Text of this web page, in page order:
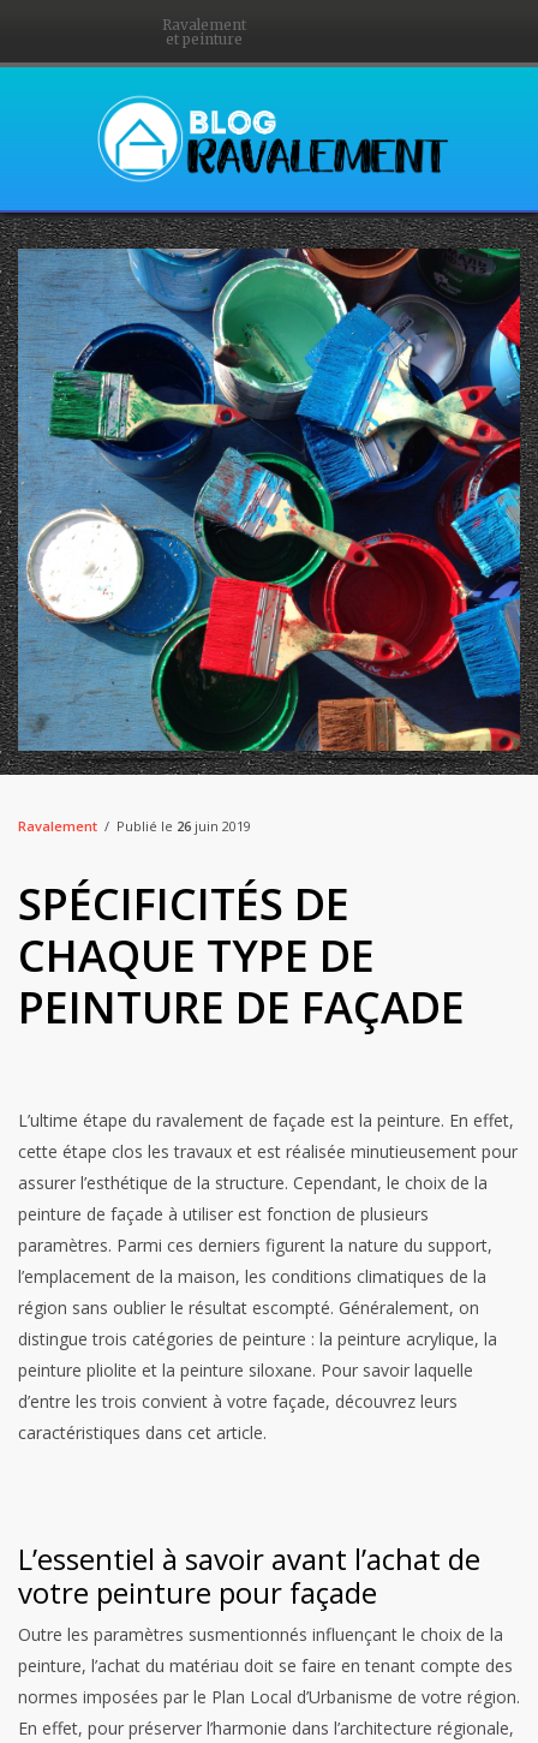
Ravalement
et peinture
Ravalement Publié le 26 juin 2019
SPÉCIFICITÉS DE
CHAQUE TYPE DE
PEINTURE DE FAÇADE
L’ultime étape du ravalement de façade est la peinture. En effet,
cette étape clos les travaux et est réalisée minutieusement pour
assurer l’esthétique de la structure. Cependant, le choix de la
peinture de façade à utiliser est fonction de plusieurs
paramètres. Parmi ces derniers figurent la nature du support,
l’emplacement de la maison, les conditions climatiques de la
région sans oublier le résultat escompté. Généralement, on
distingue trois catégories de peinture : la peinture acrylique, la
peinture pliolite et la peinture siloxane. Pour savoir laquelle
d’entre les trois convient à votre façade, découvrez leurs
caractéristiques dans cet article.
L’essentiel à savoir avant l’achat de
votre peinture pour façade
Outre les paramètres susmentionnés influençant le choix de la
peinture, l’achat du matériau doit se faire en tenant compte des
normes imposées par le Plan Local d’Urbanisme de votre région.
En effet, pour préserver l’harmonie dans l’architecture régionale,